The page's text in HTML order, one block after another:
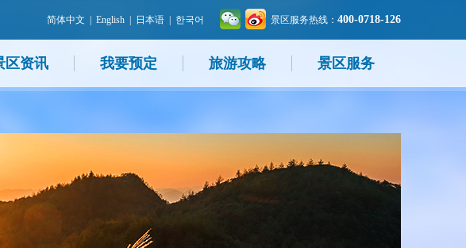
景区服务热线： 400-0718-126
简体中文 English 日本语 한국어
区资讯 我要预定 旅游攻略 景区服务